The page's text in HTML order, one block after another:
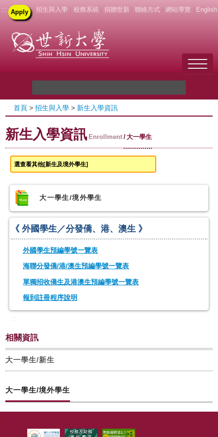
::: Apply | 招生與入學 校務系統 捐贈世新 聯絡方式 網站導覽 English
關於世新
未來學生
新生
在校生
教職員
校友
首頁 >招生與入學 > 新生入學資訊
新生入學資訊 Enrollment 大一學生
大一學生/境外學生
《 外國學生／分發僑、港、澳生 》
外國學生預編學號一覽表
海聯分發僑/港/澳生預編學號一覽表
單獨招收僑生及港澳生預編學號一覽表
報到註冊程序說明
相關資訊
大一學生/新生
大一學生/境外學生
:::